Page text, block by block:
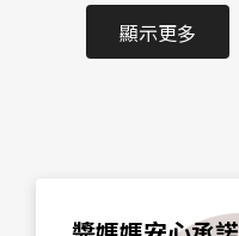
顯示更多